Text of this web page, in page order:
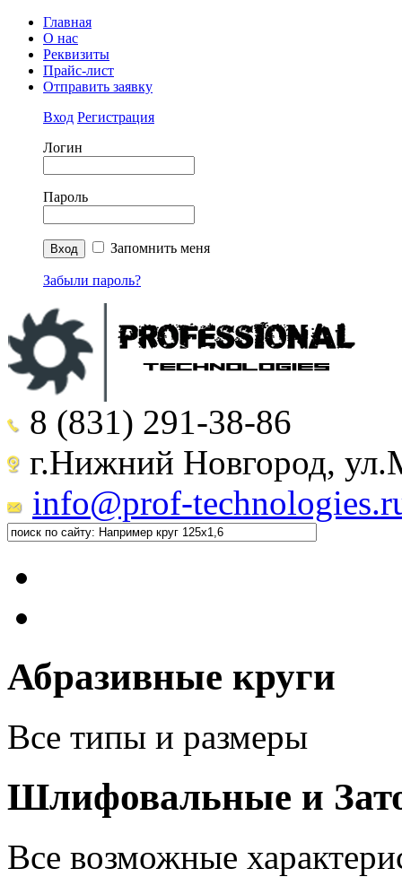
Главная
О нас
Реквизиты
Прайс-лист
Отправить заявку
Вход Регистрация
Логин
Пароль
Запомнить меня
Забыли пароль?
8 (831) 291-38-86
г.Нижний Новгород,
info@prof-
Абразивные круги
Все типы и размеры
Шлифовальные и
Все возможные